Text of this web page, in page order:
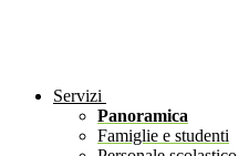
Servizi
Panoramica
Famiglie e studenti